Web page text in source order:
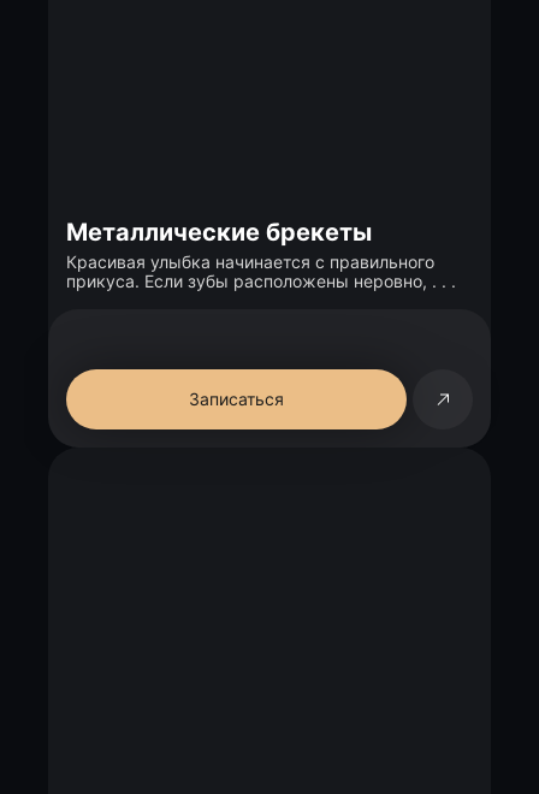
Металлические брекеты
Красивая улыбка начинается с правильного
прикуса. Если зубы расположены неровно, . . .
Записаться